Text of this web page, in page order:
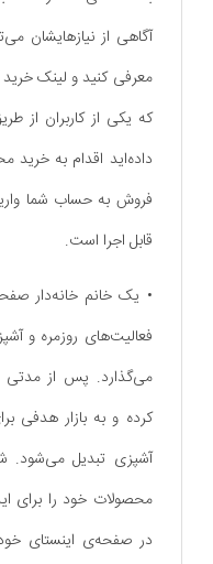
آگاهی از نیازهایشان
معرفی کنید و لینک خرید
که یکی از کاربران از
داده‌اید اقدام به
فروش به حساب شما
قابل اجرا است.
• یک خانم خانه‌دار
فعالیت‌های روزمره و
می‌گذارد. پس از مدتی
کرده و به بازار هدفی
آشپزی تبدیل می‌شود.
محصولات خود را برای
در صفحه‌ی اینستای